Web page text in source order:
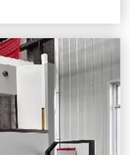
っています。その力は、
ミッションのバルブボデ
な内部キャビティと流路の
の滑らかさ、油圧応答速